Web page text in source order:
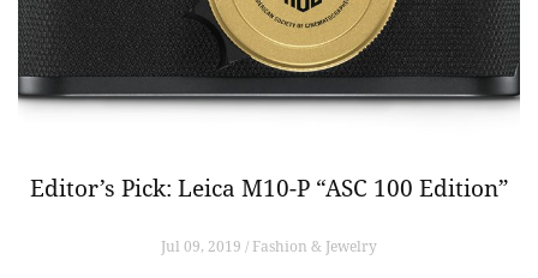
Editor’s Pick: Leica M10-P “ASC 100 Edition”
Jul 09, 2019 / Fashion & Jewelry